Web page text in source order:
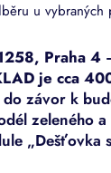
u vybraných
Praha 4
je cca
závor k
zeleného
„Dešťovka